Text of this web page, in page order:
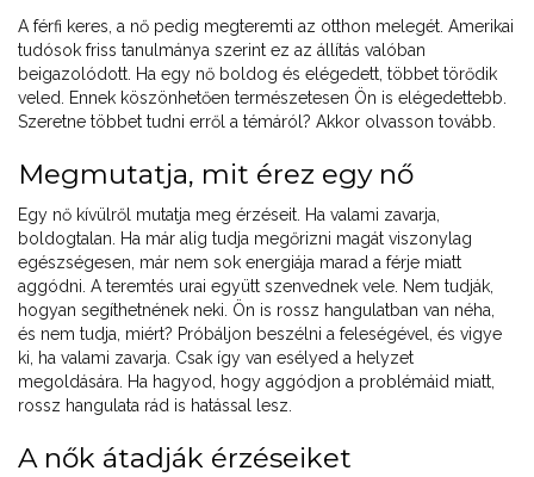
A férfi keres, a nő pedig megteremti az otthon melegét. Amerikai
tudósok friss tanulmánya szerint ez az állítás valóban
beigazolódott. Ha egy nő boldog és elégedett, többet törődik
veled. Ennek köszönhetően természetesen Ön is elégedettebb.
Szeretne többet tudni erről a témáról? Akkor olvasson tovább.
Megmutatja, mit érez egy nő
Egy nő kívülről mutatja meg érzéseit. Ha valami zavarja,
boldogtalan. Ha már alig tudja megőrizni magát viszonylag
egészségesen, már nem sok energiája marad a férje miatt
aggódni. A teremtés urai együtt szenvednek vele. Nem tudják,
hogyan segíthetnének neki. Ön is rossz hangulatban van néha,
és nem tudja, miért? Próbáljon beszélni a feleségével, és vigye
ki, ha valami zavarja. Csak így van esélyed a helyzet
megoldására. Ha hagyod, hogy aggódjon a problémáid miatt,
rossz hangulata rád is hatással lesz.
A nők átadják érzéseiket